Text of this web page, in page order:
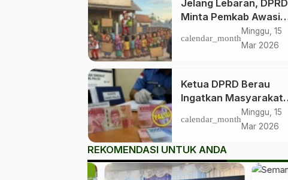
Jelang Lebaran, DPRD
Minta Pemkab Awasi
Distribusi LPG
Bersubsidi
calendar_month
Minggu, 15
Mar 2026
Ketua DPRD Berau
Ingatkan Masyarakat,
Waspada Peredaran
Uang Palsu Jelang
calendar_month
Minggu, 15
Mar 2026
REKOMENDASI UNTUK ANDA